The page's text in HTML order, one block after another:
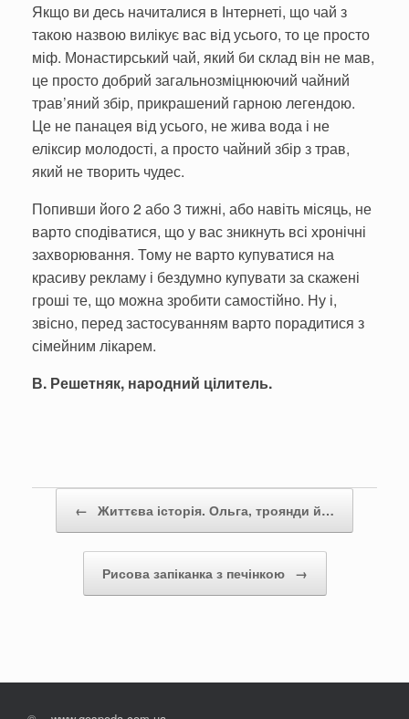
Якщо ви десь начиталися в Інтернеті, що чай з
такою назвою вилікує вас від усього, то це просто
міф. Монастирський чай, який би склад він не мав,
це просто до­брий загальнозміцнюючий чайний
трав’яний збір, прикрашений гар­ною легендою.
Це не панацея від усього, не жива вода і не
еліксир молодості, а про­сто чайний збір з трав,
який не творить чудес.
Попивши його 2 або 3 тижні, або навіть місяць, не
варто сподіватися, що у вас зникнуть всі хронічні
захворювання. Тому не варто купуватися на
красиву рекламу і без­думно купувати за скажені
гроші те, що можна зробити самостійно. Ну і,
звісно, перед застосуванням варто порадитися з
сімейним лікарем.
В. Решетняк, народний цілитель.
← Життєва історія. Ольга, троянди й…
Рисова запіканка з печінкою →